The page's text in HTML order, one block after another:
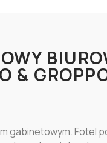
&
gabinetowym. Fotel